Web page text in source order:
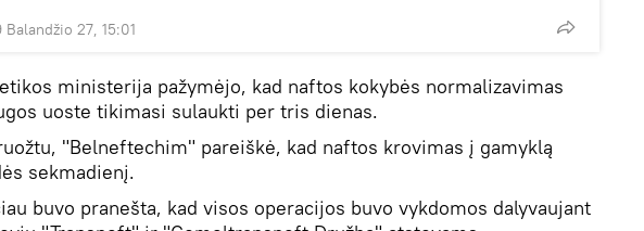
Balandžio 27, 15:01
ministerija pažymėjo, kad naftos kokybės normalizavimas
uoste tikimasi sulaukti per tris dienas.
"Belneftechim" pareiškė, kad naftos krovimas į gamyklą
sekmadienį.
buvo pranešta, kad visos operacijos buvo vykdomos dalyvaujant